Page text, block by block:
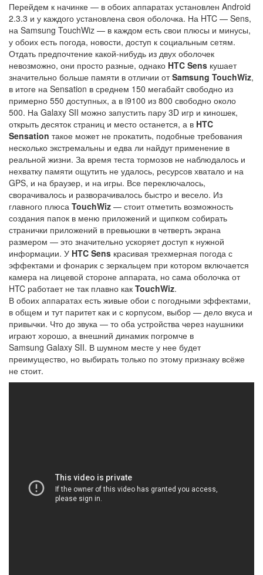
Перейдем к начинке — в обоих аппаратах установлен Android
2.3.3 и у каждого установлена своя оболочка. На HTC — Sens,
на Samsung TouchWiz — в каждом есть свои плюсы и минусы,
у обоих есть погода, новости, доступ к социальным сетям.
Отдать предпочтение какой-нибудь из двух оболочек
невозможно, они просто разные, однако HTC Sens кушает
значительно больше памяти в отличии отSamsung TouchWiz,
в итоге на Sensation в среднем 150 мегабайт свободно из
примерно 550 доступных, а в i9100 из 800 свободно около
500. На Galaxy SII можно запустить пару 3D игр и киношек,
открыть десяток страниц и место останется, а в HTC
Sensation такое может не прокатить, подобные требования
несколько экстремальны и едва ли найдут применение в
реальной жизни. За время теста тормозов не наблюдалось и
нехватку памяти ощутить не удалось, ресурсов хватало и на
GPS, и на браузер, и на игры. Все переключалось,
сворачивалось и разворачивалось быстро и весело. Из
главного плюса TouchWiz — стоит отметить возможность
создания папок в меню приложений и щипком собирать
странички приложений в превьюшки в четверть экрана
размером — это значительно ускоряет доступ к нужной
информации. У HTC Sens красивая трехмерная погода с
эффектами и фонарик с зеркальцем при котором включается
камера на лицевой стороне аппарата, но сама оболочка от
HTC работает не так плавно как TouchWiz.
В обоих аппаратах есть живые обои с погодными эффектами,
в общем и тут паритет как и с корпусом, выбор — дело вкуса и
привычки. Что до звука — то оба устройства через наушники
играют хорошо, а внешний динамик погромче в
Samsung Galaxy SII. В шумном месте у нее будет
преимущество, но выбирать только по этому признаку всёже
не стоит.